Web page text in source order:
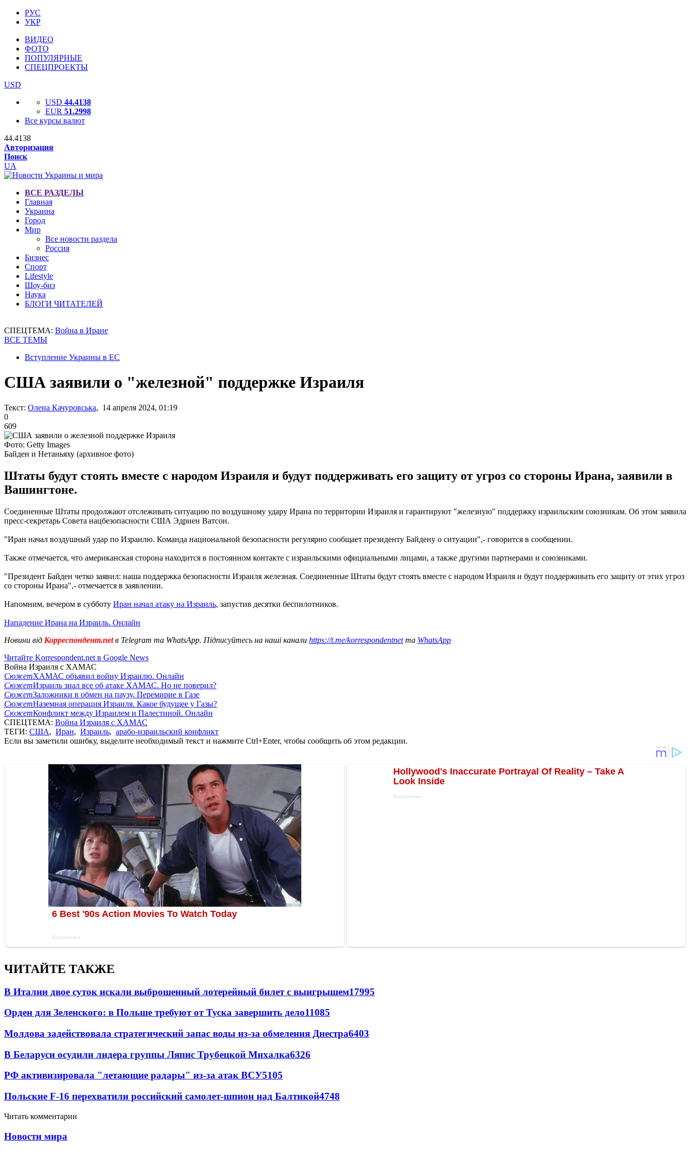
РУС
УКР
ВИДЕО
ФОТО
ПОПУЛЯРНЫЕ
СПЕЦПРОЕКТЫ
USD
USD 44.4138
EUR 51.2998
Все курсы валют
44.4138
Авторизация
Поиск
UA
ВСЕ РАЗДЕЛЫ
Главная
Украина
Город
Мир
Все новости раздела
Россия
Бизнес
Спорт
Lifestyle
Шоу-биз
Наука
БЛОГИ ЧИТАТЕЛЕЙ
СПЕЦТЕМА: Война в Иране
ВСЕ ТЕМЫ
Вступление Украины в ЕС
США заявили о "железной" поддержке Израиля
Текст: Олена Качуровська, 14 апреля 2024, 01:19
0
609
Фото: Getty Images
Байден и Нетаньяху (архивное фото)
Штаты будут стоять вместе с народом Израиля и будут поддерживать его защиту от угроз со стороны Ирана, заявили в
Вашингтоне.
Соединенные Штаты продолжают отслеживать ситуацию по воздушному удару Ирана по территории Израиля и гарантируют "железную" поддержку израильским союзникам. Об этом заявила
пресс-секретарь Совета нацбезопасности США Эдриен Ватсон.
"Иран начал воздушный удар по Израилю. Команда национальной безопасности регулярно сообщает президенту Байдену о ситуации",- говорится в сообщении.
Также отмечается, что американская сторона находится в постоянном контакте с израильскими официальными лицами, а также другими партнерами и союзниками.
"Президент Байден четко заявил: наша поддержка безопасности Израиля железная. Соединенные Штаты будут стоять вместе с народом Израиля и будут поддерживать его защиту от этих угроз
со стороны Ирана",- отмечается в заявлении.
Напомним, вечером в субботу Иран начал атаку на Израиль, запустив десятки беспилотников.
Нападение Ирана на Израиль. Онлайн
Новини від Корреспондент.netв Telegram та WhatsApp. Підписуйтесь на наші канали https://t.me/korrespondentnetта WhatsApp
Читайте Korrespondent.net в Google News
Война Израиля с ХАМАС
СюжетХАМАС объявил войну Израилю. Онлайн
СюжетИзраиль знал все об атаке ХАМАС. Но не поверил?
СюжетЗаложники в обмен на паузу. Перемирие в Газе
СюжетНаземная операция Израиля. Какое будущее у Газы?
СюжетКонфликт между Израилем и Палестиной. Онлайн
СПЕЦТЕМА: Война Израиля с ХАМАС
ТЕГИ: США, Иран, Израиль, арабо-израильский конфликт
Если вы заметили ошибку, выделите необходимый текст и нажмите Ctrl+Enter, чтобы сообщить об этом редакции.
ЧИТАЙТЕ ТАКЖЕ
В Италии двое суток искали выброшенный лотерейный билет с выигрышем17995
Орден для Зеленского: в Польше требуют от Туска завершить дело11085
Молдова задействовала стратегический запас воды из-за обмеления Днестра6403
В Беларуси осудили лидера группы Ляпис Трубецкой Михалка6326
РФ активизировала "летающие радары" из-за атак ВСУ5105
Польские F-16 перехватили российский самолет-шпион над Балтикой4748
Читать комментарии
Новости мира